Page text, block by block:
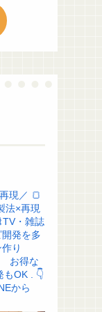
現／ 🍞
法×再現
・雑誌
発を多
り
得な
もOK
👇
から